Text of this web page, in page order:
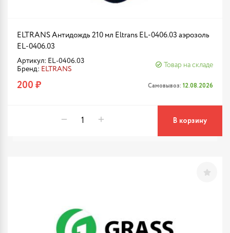
ELTRANS Антидождь 210 мл Eltrans EL-0406.03 аэрозоль
EL-0406.03
Артикул: EL-0406.03
Бренд: ELTRANS
Товар на складе
200 ₽ Самовывоз: 12.08.2026
В корзину